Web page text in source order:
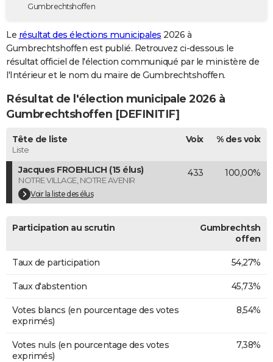
Destinations
City break
Voyage nature
Voyage de noces
Forum
GUIDES D'ACHAT
BONS PLANS
Carte de Noël
Carte Bonne année
Carte Saint-Valentin
Carte Pâques
Carte d'anniversaire
DICTIONNAIRE
Dictionnaire
Biographies
Citations
Expressions
Proverbes
PROGRAMME TV
COPAINS D'AVANT
S'inscrire
Se connecter
Lycées
Collèges
Primaires
Universités
Entreprises
Service militaire
Avis de recherche
AVIS DE DÉCÈS
Bricolage
Television
Gumbrechtshoffen
Le résultat des élections municipales 2026 à
Gumbrechtshoffen est publié. Retrouvez ci-dessous le
résultat officiel de l'élection communiqué par le ministère de
l'Intérieur et le nom du maire de Gumbrechtshoffen.
Résultat de l'élection municipale 2026 à
Gumbrechtshoffen [DEFINITIF]
Tête de liste
Liste
Voix % des voix
Jacques FROEHLICH (15 élus)
NOTRE VILLAGE, NOTRE AVENIR
Voir la liste des élus
433 100,00%
Participation au scrutin
Gumbrechtsh
offen
Taux de participation 54,27%
Taux d'abstention 45,73%
Votes blancs (en pourcentage des votes
exprimés)
8,54%
Votes nuls (en pourcentage des votes
exprimés)
7,38%